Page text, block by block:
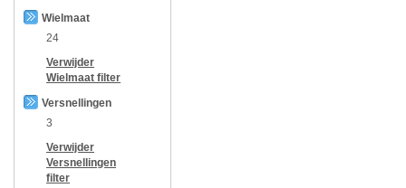
Wielmaat
24
Verwijder
Wielmaat filter
Versnellingen
3
Verwijder
Versnellingen
filter